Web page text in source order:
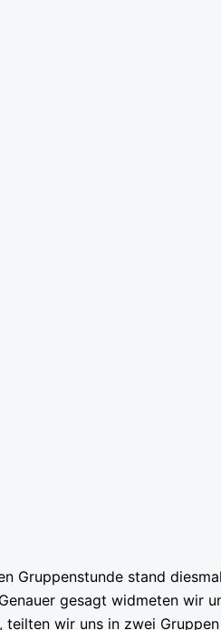
Gruppenstunde stand
gesagt widmeten wir
teilten wir uns in zwei Gruppen